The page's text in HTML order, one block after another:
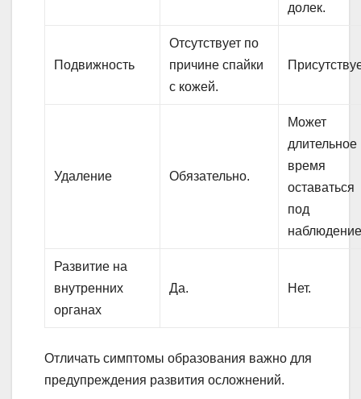
долек.
Подвижность
Отсутствует по
причине спайки
с кожей.
Удаление Обязательно.
Может
длительное
время
оставаться
под
Развитие на
внутренних
органах
Да. Нет.
Отличать симптомы образования важно для
предупреждения развития осложнений.